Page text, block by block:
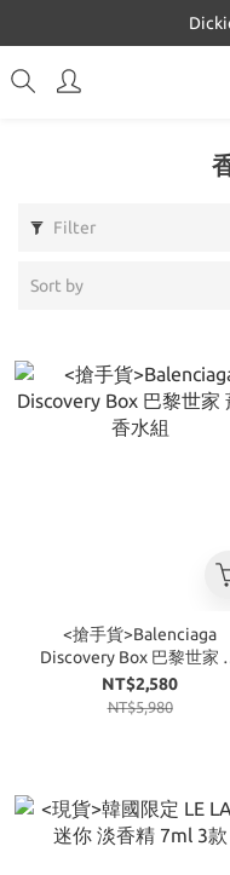
Filter
Sort by
<搶手貨>Balenciaga
Discovery Box 巴黎世家
盒香水組
NT$2,580
NT$5,980